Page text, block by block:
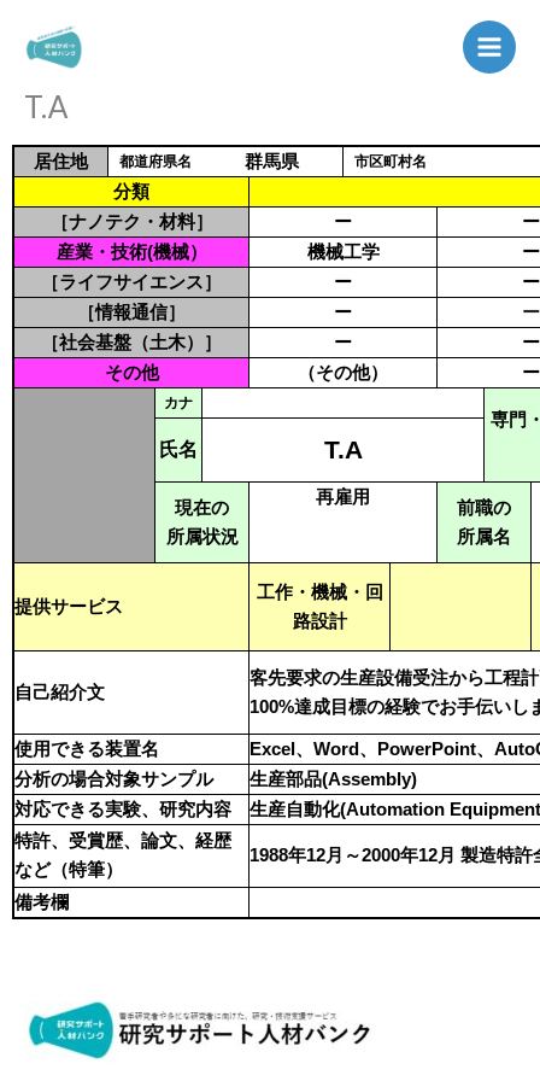
T.A
居住地 都道府県名 群馬県 市区町村名
分類
［ナノテク・材料］
ー
ー
産業・技術(機械）
機械工学
ー
［ライフサイエンス］
ー
ー
［情報通信］
ー
ー
［社会基盤（土木）］
ー
ー
その他
（その他） ー
カナ
専門
氏名 T.A
現在の
所属状況
再雇用
前職の
所属名
提供サービス
工作・機械・回
路設計
自己紹介文
客先要求の生産設備受注から工程
100%達成目標の経験でお手伝いし
使用できる装置名
Excel、Word、PowerPoint、
分析の場合対象サンプル
生産部品(Assembly)
対応できる実験、研究内容
生産自動化(Automation
特許、受賞歴、論文、経歴
など（特筆）
1988年12月～2000年12月 製造特許
備考欄